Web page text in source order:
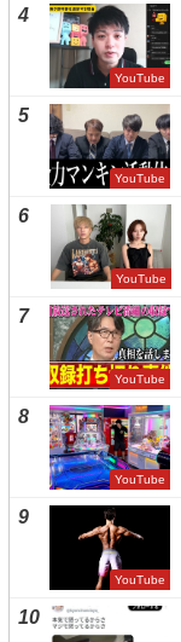
4
YouTube
5
YouTube
6
YouTube
7
YouTube
8
YouTube
9
YouTube
10